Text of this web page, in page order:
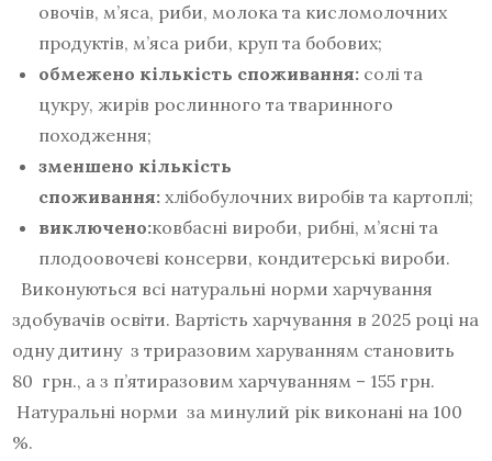
овочів, м’яса, риби, молока та кисломолочних
продуктів, м’яса риби, круп та бобових;
обмежено кількість споживання: солі та
цукру, жирів рослинного та тваринного
походження;
зменшено кількість
споживання:хлібобулочних виробів та картоплі;
виключено:ковбасні вироби, рибні, м’ясні та
плодоовочеві консерви, кондитерські вироби.
Виконуються всі натуральні норми харчування
здобувачів освіти. Вартість харчування в 2025 році на
одну дитину з триразовим харуванням становить
80 грн., а з п’ятиразовим харчуванням – 155 грн.
Натуральні норми за минулий рік виконані на 100
%.